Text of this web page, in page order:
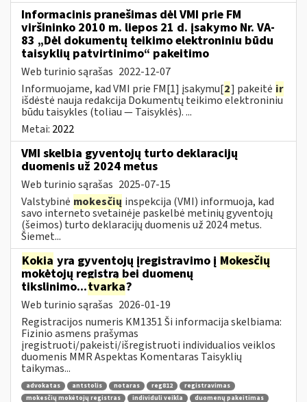
Informacinis pranešimas dėl VMI prie FM
viršininko 2010 m. liepos 21 d. įsakymo Nr. VA-
83 „Dėl dokumentų teikimo elektroniniu būdu
taisyklių patvirtinimo“ pakeitimo
Web turinio sąrašas 2022-12-07
Informuojame, kad VMI prie FM[1] įsakymu[2] pakeitė ir
išdėstė nauja redakcija Dokumentų teikimo elektroniniu
būdu taisykles (toliau — Taisyklės). ...
Metai: 2022
VMI skelbia gyventojų turto deklaracijų
duomenis už 2024 metus
Web turinio sąrašas 2025-07-15
Valstybinė mokesčių inspekcija (VMI) informuoja, kad
savo interneto svetainėje paskelbė metinių gyventojų
(šeimos) turto deklaracijų duomenis už 2024 metus.
Šiemet...
Kokia yra gyventojų įregistravimo į Mokesčių
mokėtojų registrą bei duomenų
tikslinimo...tvarka?
Web turinio sąrašas 2026-01-19
Registracijos numeris KM1351 Ši informacija skelbiama:
Fizinio asmens prašymas
įregistruoti/pakeisti/išregistruoti individualios veiklos
duomenis MMR Aspektas Komentaras Taisyklių
taikymas...
advokatas antstolis notaras reg812
registravimas
mokesčių mokėtojų registras
individuli veikla duomenų pakeitimas